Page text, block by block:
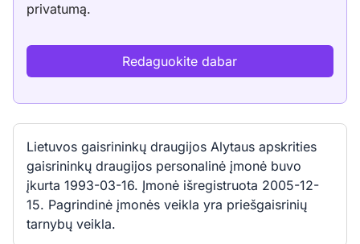
privatumą.
Redaguokite dabar
Lietuvos gaisrininkų draugijos Alytaus apskrities
gaisrininkų draugijos personalinė įmonė buvo
įkurta 1993-03-16. Įmonė išregistruota 2005-12-
15. Pagrindinė įmonės veikla yra priešgaisrinių
tarnybų veikla.